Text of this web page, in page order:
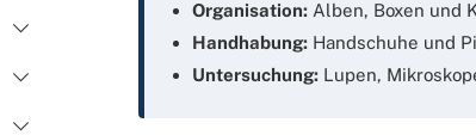
Organisation: Alben, Boxen und
Handhabung: Handschuhe und
Untersuchung: Lupen,